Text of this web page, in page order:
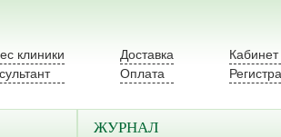
клиники
Доставка
Оплата
Кабинет
ЖУРНАЛ